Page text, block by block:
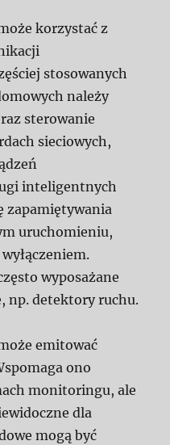
korzystać z
stosowanych
należy
sterowanie
sieciowych,
inteligentnych
zapamiętywania
uruchomieniu,
wyposażane
np. detektory ruchu.
emitować
ono
monitoringu, ale
dla
mogą być